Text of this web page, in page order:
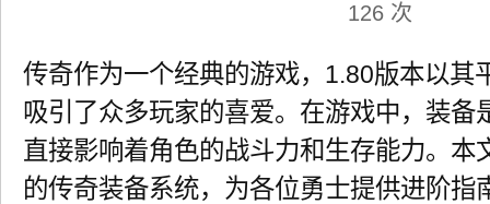
126 次
传奇作为一个经典的游戏，1.80版本以其
吸引了众多玩家的喜爱。在游戏中，装备
直接影响着角色的战斗力和生存能力。本
的传奇装备系统，为各位勇士提供进阶指